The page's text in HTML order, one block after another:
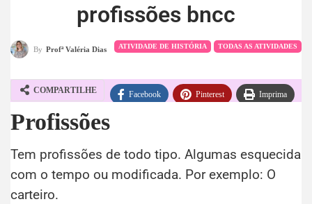
profissões bncc
ATIVIDADE DE HISTÓRIA TODAS AS ATIVIDADES
By Profª Valéria Dias
COMPARTILHE Facebook Pinterest Imprima
WhatsApp Telegram
Profissões
Tem profissões de todo tipo. Algumas esquecida
com o tempo ou modificada. Por exemplo: O
carteiro.